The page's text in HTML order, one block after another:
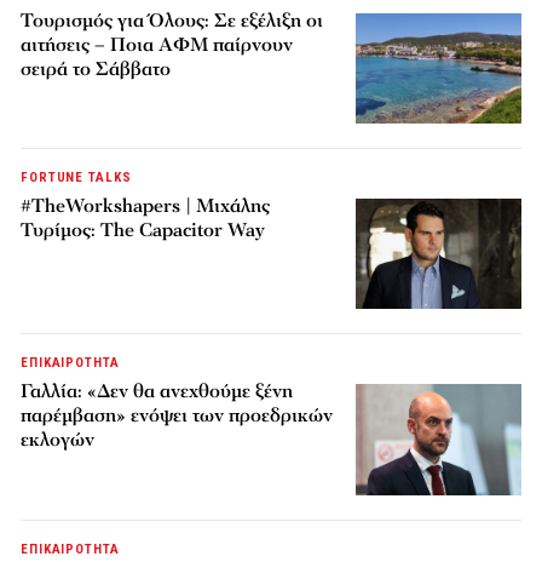
Τουρισμός για Όλους: Σε εξέλιξη οι
αιτήσεις – Ποια ΑΦΜ παίρνουν
σειρά το Σάββατο
FORTUNE TALKS
#TheWorkshapers | Μιχάλης
Τυρίμος: The Capacitor Way
ΕΠΙΚΑΙΡΟΤΗΤΑ
Γαλλία: «Δεν θα ανεχθούμε ξένη
παρέμβαση» ενόψει των προεδρικών
εκλογών
ΕΠΙΚΑΙΡΟΤΗΤΑ